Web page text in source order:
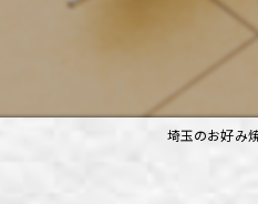
埼玉のお好み